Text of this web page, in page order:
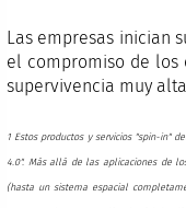
Las empresas inician
el compromiso de los
supervivencia muy
1 Estos productos y servicios "spin-in"
4.0". Más allá de las aplicaciones de
(hasta un sistema espacial